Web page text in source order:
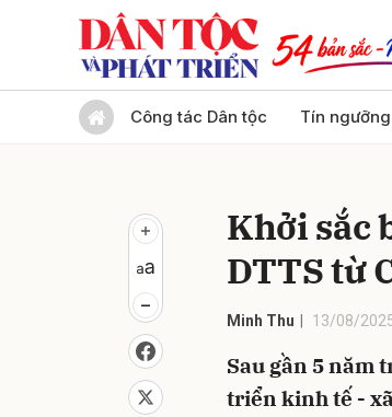
Công tác Dân tộc Tín
Khởi sắc
DTTS từ
Minh Thu 13/08/
Sau gần 5 năm
triển kinh tế -